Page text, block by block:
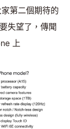
第二個期待的
失望了，傳聞
上